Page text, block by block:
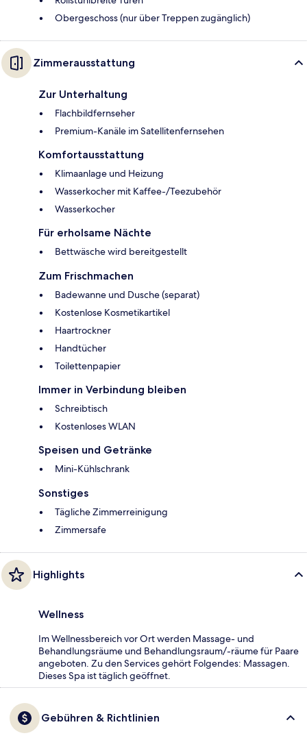
Obergeschoss (nur über Treppen zugänglich)
Zimmerausstattung
Zur Unterhaltung
Flachbildfernseher
Premium-Kanäle im Satellitenfernsehen
Komfortausstattung
Klimaanlage und Heizung
Wasserkocher mit Kaffee-/Teezubehör
Wasserkocher
Für erholsame Nächte
Bettwäsche wird bereitgestellt
Zum Frischmachen
Badewanne und Dusche (separat)
Kostenlose Kosmetikartikel
Haartrockner
Handtücher
Toilettenpapier
Immer in Verbindung bleiben
Schreibtisch
Kostenloses WLAN
Speisen und Getränke
Mini-Kühlschrank
Sonstiges
Tägliche Zimmerreinigung
Zimmersafe
Highlights
Wellness
Im Wellnessbereich vor Ort werden Massage- und
Behandlungsräume und Behandlungsraum/-räume für Paare
angeboten. Zu den Services gehört Folgendes: Massagen.
Dieses Spa ist täglich geöffnet.
Gebühren & Richtlinien